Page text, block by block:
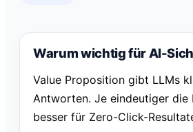
Warum wichtig für AI-
Value Proposition gibt LLMs
Antworten. Je eindeutiger die
besser für Zero-Click-